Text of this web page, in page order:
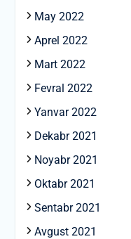
May 2022
Aprel 2022
Mart 2022
Fevral 2022
Yanvar 2022
Dekabr 2021
Noyabr 2021
Oktabr 2021
Sentabr 2021
Avgust 2021